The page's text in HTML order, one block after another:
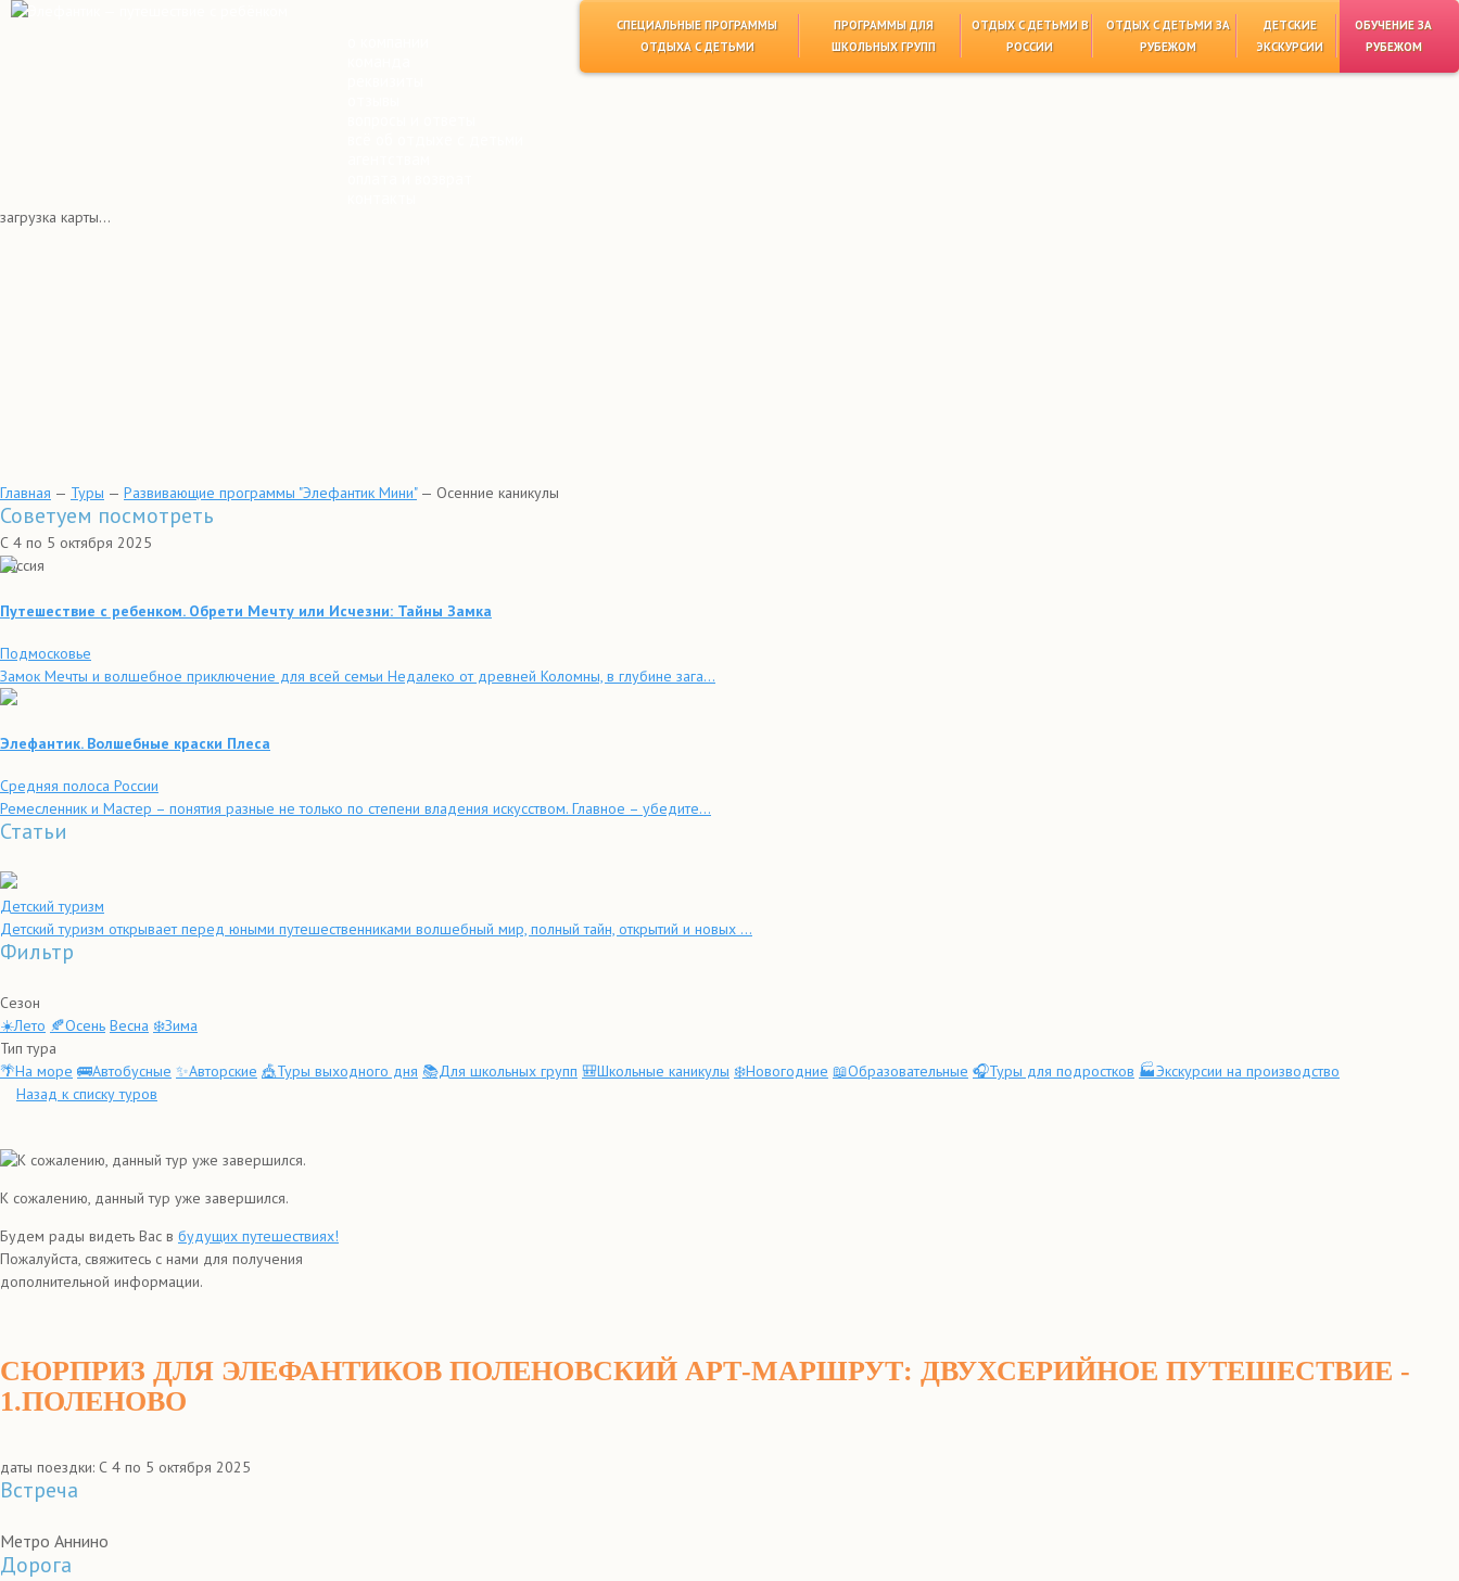
СПЕЦИАЛЬНЫЕ ПРОГРАММЫ
ОТДЫХА С ДЕТЬМИ
ПРОГРАММЫ ДЛЯ
ШКОЛЬНЫХ ГРУПП
ОТДЫХ С ДЕТЬМИ В
РОССИИ
ОТДЫХ С ДЕТЬМИ ЗА
РУБЕЖОМ
ДЕТСКИЕ
ЭКСКУРСИИ
ОБУЧЕНИЕ ЗА
РУБЕЖОМ
загрузка карты...
С 4 по 5 октября 2025
Россия
Главная — Туры — Развивающие программы "Элефантик Мини"— Осенние каникулы
Советуем посмотреть
Путешествие с ребенком. Обрети Мечту или Исчезни: Тайны Замка
Подмосковье
Замок Мечты и волшебное приключение для всей семьи Недалеко от древней Коломны, в глубине зага...
Элефантик. Волшебные краски Плеса
Средняя полоса России
Ремесленник и Мастер – понятия разные не только по степени владения искусством. Главное – убедите...
Статьи
Детский туризм
Детский туризм открывает перед юными путешественниками волшебный мир, полный тайн, открытий и новых ...
Фильтр
Сезон
☀️Лето 🍂Осень Весна ❄️Зима
Тип тура
🌴На море 🚌Автобусные ✨Авторские 🎪Туры выходного дня 📚Для школьных групп 🎒Школьные каникулы ❄️Новогодние 📖Образовательные 🎧Туры для подростков 🏭Экскурсии на производство
Назад к списку туров
К сожалению, данный тур уже завершился.
Будем рады видеть Вас в будущих путешествиях!
Пожалуйста, свяжитесь с нами для получения
дополнительной информации.
СЮРПРИЗ ДЛЯ ЭЛЕФАНТИКОВ ПОЛЕНОВСКИЙ АРТ-МАРШРУТ: ДВУХСЕРИЙНОЕ ПУТЕШЕСТВИЕ -
1.ПОЛЕНОВО
даты поездки: С 4 по 5 октября 2025
Встреча
Метро Аннино
Дорога